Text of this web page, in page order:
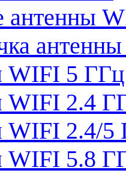
антенны
WIFI 5 ГГц
WIFI 2.4
WIFI 2.4/5
WIFI 5.8